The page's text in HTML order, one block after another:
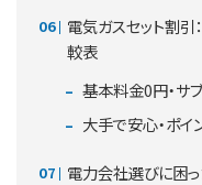
電気ガスセット割
較表
基本料金0円・サ
大手で安心・ポ
電力会社選びに困っ